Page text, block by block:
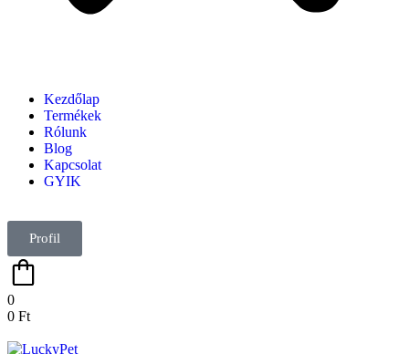
Kezdőlap
Termékek
Rólunk
Blog
Kapcsolat
GYIK
Profil
0
0 Ft